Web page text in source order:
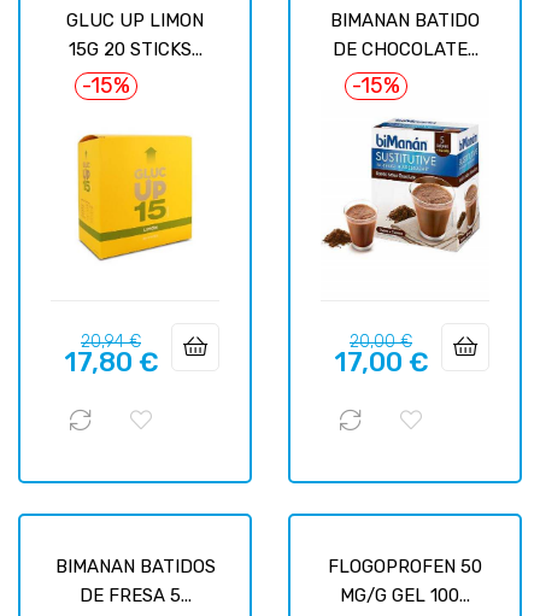
GLUC UP LIMON
15G 20 STICKS...
-15%
Precio
regular
20,94 €Precio
17,80 €
BIMANAN BATIDO
DE CHOCOLATE...
-15%
Precio
regular
20,00 €Precio
17,00 €
BIMANAN BATIDOS
DE FRESA 5...
FLOGOPROFEN 50
MG/G GEL 100...